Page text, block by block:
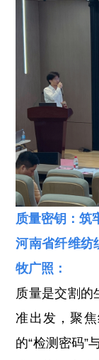
质量密钥：筑
河南省纤维纺
牧广照：
质量是交割的
准出发，聚
的“检测密码”